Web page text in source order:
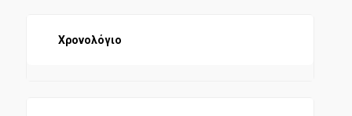
Χρονολόγιο